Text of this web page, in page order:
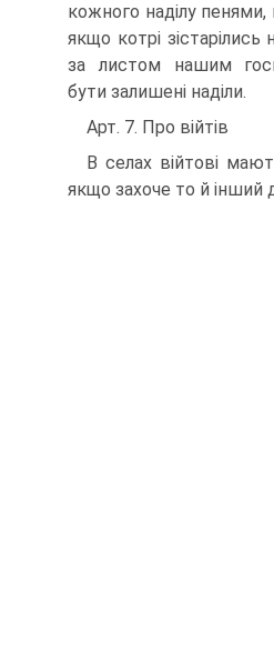
кожного наділу
якщо котрі
за листом нашим
бути залишені наділи.
Арт. 7. Про війтів
B селах війтові
якщо захоче то й інший